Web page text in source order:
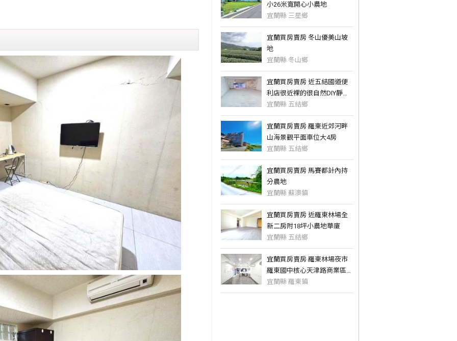
小26米寬開心小農地
宜蘭縣 三星鄉
宜蘭買房賣房 冬山優美山坡
地
宜蘭縣 冬山鄉
宜蘭買房賣房 近五結國道便
利店很近裸的很自然DIY靜巷
透天
宜蘭縣 五結鄉
宜蘭買房賣房 羅東近郊河畔
山海景觀平面車位大4房
宜蘭縣 五結鄉
宜蘭買房賣房 馬賽都計內持
分農地
宜蘭縣 蘇澳鎮
宜蘭買房賣房 近羅東林場全
新二房附18坪小農地華廈
宜蘭縣 五結鄉
宜蘭買房賣房 羅東林場夜市
羅東國中核心天津路商業區店
面
宜蘭縣 羅東鎮